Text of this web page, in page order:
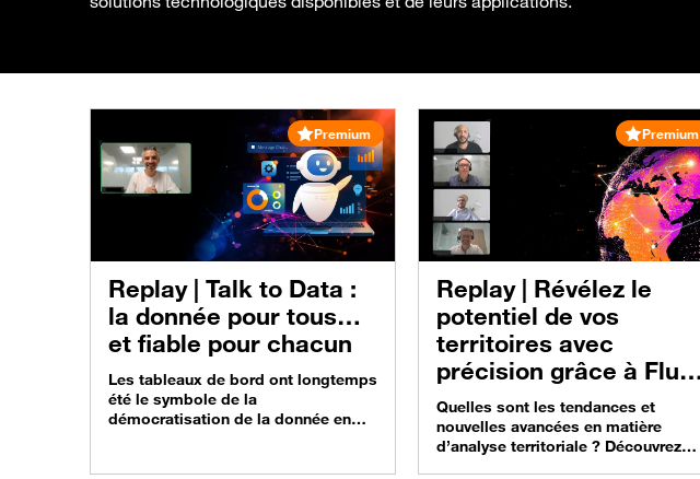
Premium
Replay |
la donnée pour tous…
et fiable pour chacun
Les tableaux de bord ont longtemps
été le symbole de la
démocratisation de la donnée en
Premium
Replay |
potentiel de vos
territoires avec
précision grâce à Flux
Vision
Quelles sont les tendances et
nouvelles avancées en matière
d’analyse territoriale ? Découvrez